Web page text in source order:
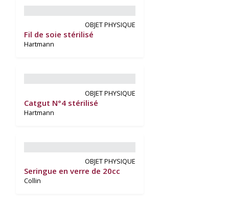
OBJET PHYSIQUE
Fil de soie stérilisé
Hartmann
OBJET PHYSIQUE
Catgut N°4 stérilisé
Hartmann
OBJET PHYSIQUE
Seringue en verre de 20cc
Collin